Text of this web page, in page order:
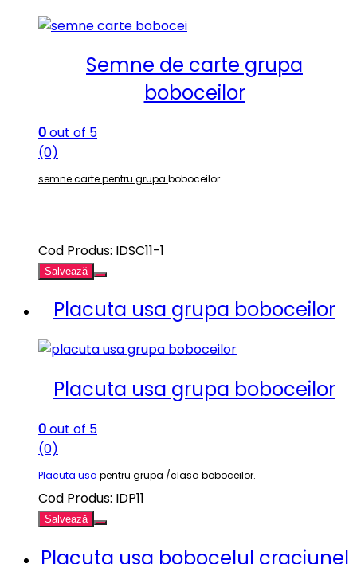
Semne de carte grupa
boboceilor
0out of 5
(0)
semne carte pentru grupa boboceilor
Cod Produs: IDSC11-1
Salvează
Placuta usa grupa boboceilor
Placuta usa grupa boboceilor
0out of 5
(0)
Placuta usa pentru grupa /clasa boboceilor.
Cod Produs: IDP11
Salvează
Placuta usa bobocelul craciunel